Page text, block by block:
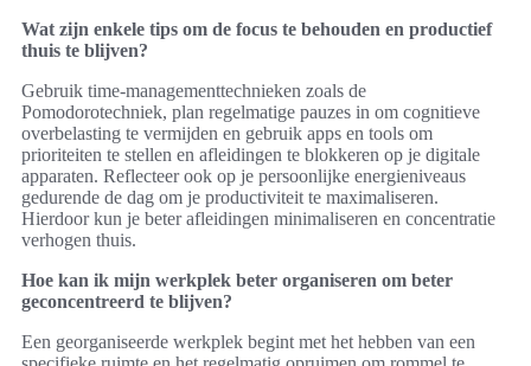
Wat zijn enkele tips om de focus te behouden en productief
thuis te blijven?
Gebruik time-managementtechnieken zoals de
Pomodorotechniek, plan regelmatige pauzes in om cognitieve
overbelasting te vermijden en gebruik apps en tools om
prioriteiten te stellen en afleidingen te blokkeren op je digitale
apparaten. Reflecteer ook op je persoonlijke energieniveaus
gedurende de dag om je productiviteit te maximaliseren.
Hierdoor kun je beter afleidingen minimaliseren en concentratie
verhogen thuis.
Hoe kan ik mijn werkplek beter organiseren om beter
geconcentreerd te blijven?
Een georganiseerde werkplek begint met het hebben van een